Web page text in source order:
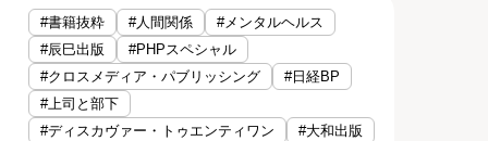
#書籍抜粋 #人間関係
#メンタルヘルス
#辰巳出版
#PHPスペシャル
#クロスメディア・パブリッシング
#日経BP
#上司と部下
#ディスカヴァー・トゥエンティワン
#大和出版